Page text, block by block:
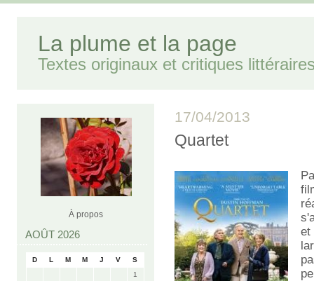
La plume et la page
Textes originaux et critiques
À propos
AOÛT 2026
D L M M J V
S
1
17/04/2013
Quartet
et